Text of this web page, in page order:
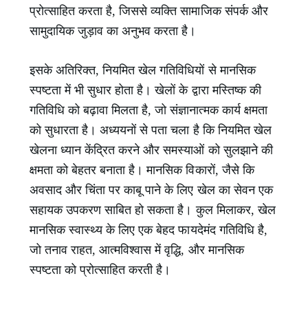
प्रोत्साहित करता है, जिससे व्यक्ति सामाजिक संपर्क और
सामुदायिक जुड़ाव का अनुभव करता है।
इसके अतिरिक्त, नियमित खेल गतिविधियों से मानसिक
स्पष्टता में भी सुधार होता है। खेलों के द्वारा मस्तिष्क की
गतिविधि को बढ़ावा मिलता है, जो संज्ञानात्मक कार्य क्षमता
को सुधारता है। अध्ययनों से पता चला है कि नियमित खेल
खेलना ध्यान केंद्रित करने और समस्याओं को सुलझाने की
क्षमता को बेहतर बनाता है। मानसिक विकारों, जैसे कि
अवसाद और चिंता पर काबू पाने के लिए खेल का सेवन एक
सहायक उपकरण साबित हो सकता है। कुल मिलाकर, खेल
मानसिक स्वास्थ्य के लिए एक बेहद फायदेमंद गतिविधि है,
जो तनाव राहत, आत्मविश्वास में वृद्धि, और मानसिक
स्पष्टता को प्रोत्साहित करती है।